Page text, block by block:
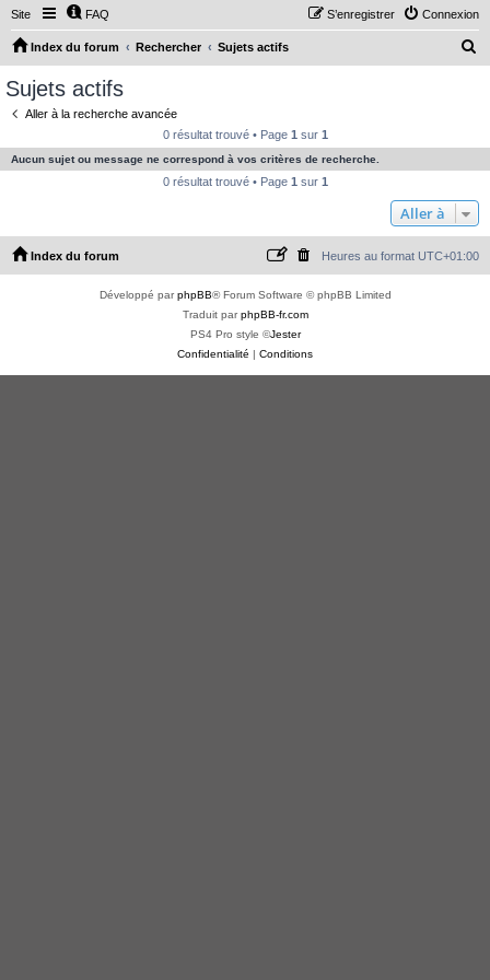
Site FAQ Connexion
S’enregistrer
Index du forum Rechercher Sujets actifs
e
c
e
Sujets actifs
Aller à la recherche avancée
0 résultat trouvé • Page 1 sur 1
Aucun sujet ou message ne correspond à vos critères de recherche.
0 résultat trouvé • Page 1 sur 1
Aller à
Index du forum Heures au format UTC+01:00
Développé parphpBB® Forum Software © phpBB Limited
Traduit parphpBB-fr.com
PS4 Pro style ©Jester
Confidentialité | Conditions